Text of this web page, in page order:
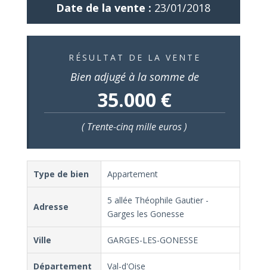
Date de la vente : 23/01/2018
RÉSULTAT DE LA VENTE
Bien adjugé à la somme de
35.000 €
( Trente-cinq mille euros )
Type de bien Appartement
Adresse
5 allée Théophile Gautier -
Garges les Gonesse
Ville GARGES-LES-GONESSE
Département Val-d'Oise